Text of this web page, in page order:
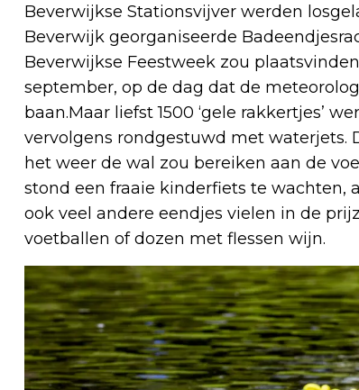
Beverwijkse Stationsvijver werden
Beverwijk georganiseerde
Beverwijkse Feestweek zou
september, op de dag dat de
baan.Maar liefst 1500 ‘gele rakkertjes’
vervolgens rondgestuwd met waterjets.
het weer de wal zou bereiken aan de
stond een fraaie kinderfiets te wachten,
ook veel andere eendjes vielen in de
voetballen of dozen met flessen wijn.